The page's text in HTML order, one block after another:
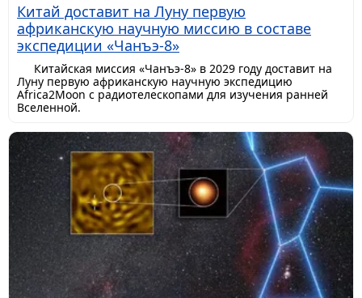
Китай доставит на Луну первую
африканскую научную миссию в составе
экспедиции «Чанъэ-8»
Китайская миссия «Чанъэ-8» в 2029 году доставит на
Луну первую африканскую научную экспедицию
Africa2Moon с радиотелескопами для изучения ранней
Вселенной.